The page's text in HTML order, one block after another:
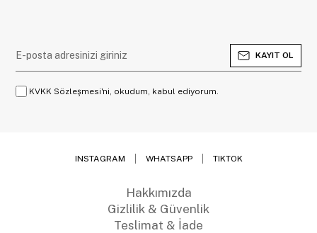
KAYIT OL
KVKK Sözleşmesi'ni, okudum, kabul ediyorum.
INSTAGRAM WHATSAPP TIKTOK
Hakkımızda
Gizlilik & Güvenlik
Teslimat & İade